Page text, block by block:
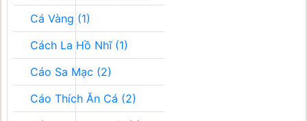
Cá Vàng (1)
Cách La Hồ Nhĩ (1)
Cáo Sa Mạc (2)
Cáo Thích Ăn Cá (2)